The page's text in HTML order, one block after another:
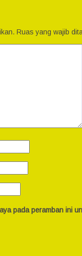
Ruas yang wajib
pada peramban ini